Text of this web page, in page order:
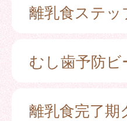
離乳食ステ
むし歯予防ビ
離乳食完了期